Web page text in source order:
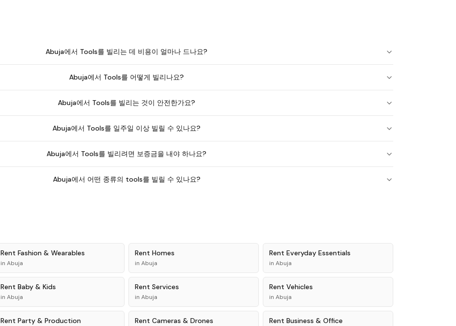
Abuja에서 Tools를 빌리는 데 비용이 얼마나 드나요?
Abuja에서 Tools를 어떻게 빌리나요?
Abuja에서 Tools를 빌리는 것이 안전한가요?
Abuja에서 Tools를 일주일 이상 빌릴 수 있나요?
Abuja에서 Tools를 빌리려면 보증금을 내야 하나요?
Abuja에서 어떤 종류의 tools를 빌릴 수 있나요?
Rent Fashion & Wearables
in Abuja
Rent Homes
in Abuja
Rent Everyday Essentials
in Abuja
Rent Baby & Kids
in Abuja
Rent Services
in Abuja
Rent Vehicles
in Abuja
Rent Party & Production Rent Cameras & Drones Rent Business & Office